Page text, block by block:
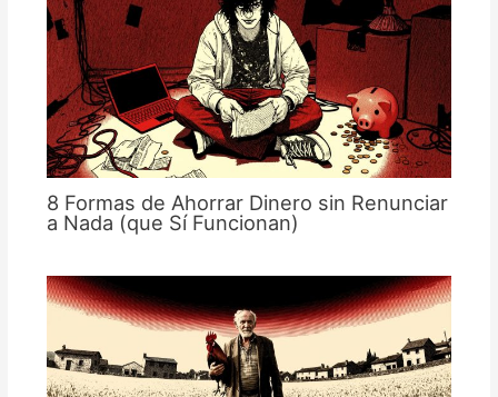
8 Formas de Ahorrar Dinero sin Renunciar
a Nada (que Sí Funcionan)